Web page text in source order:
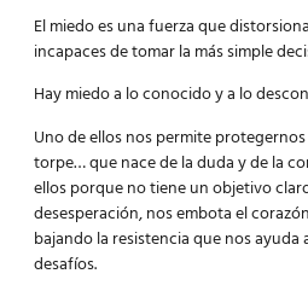
El miedo es una fuerza que
incapaces de tomar la más simple
Hay miedo a lo conocido y a lo
Uno de ellos nos permite
torpe… que nace de la duda y de la
ellos porque no tiene un objetivo
desesperación, nos embota el
bajando la resistencia que nos
desafíos.